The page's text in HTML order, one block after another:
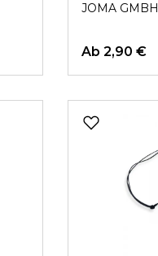
JOMA GMBH
Ab 2,90 €